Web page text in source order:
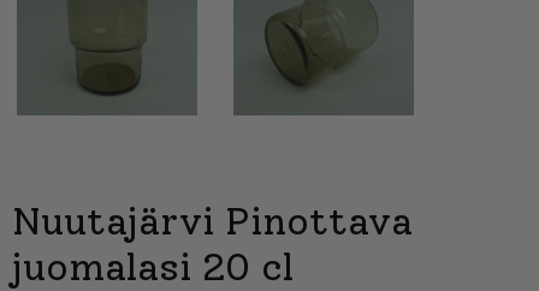
Nuutajärvi Pinottava
juomalasi 20 cl